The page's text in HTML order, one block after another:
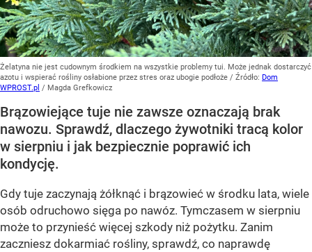
Żelatyna nie jest cudownym środkiem na wszystkie problemy tui. Może jednak dostarczyć
azotu i wspierać rośliny osłabione przez stres oraz ubogie podłoże / Źródło: Dom
WPROST.pl / Magda Grefkowicz
Brązowiejące tuje nie zawsze oznaczają brak
nawozu. Sprawdź, dlaczego żywotniki tracą kolor
w sierpniu i jak bezpiecznie poprawić ich
kondycję.
Gdy tuje zaczynają żółknąć i brązowieć w środku lata, wiele
osób odruchowo sięga po nawóz. Tymczasem w sierpniu
może to przynieść więcej szkody niż pożytku. Zanim
zaczniesz dokarmiać rośliny, sprawdź, co naprawdę